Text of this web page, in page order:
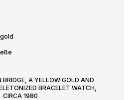
BRIDGE, A YELLOW GOLD AND
BRACELET WATCH,
CIRCA 1980